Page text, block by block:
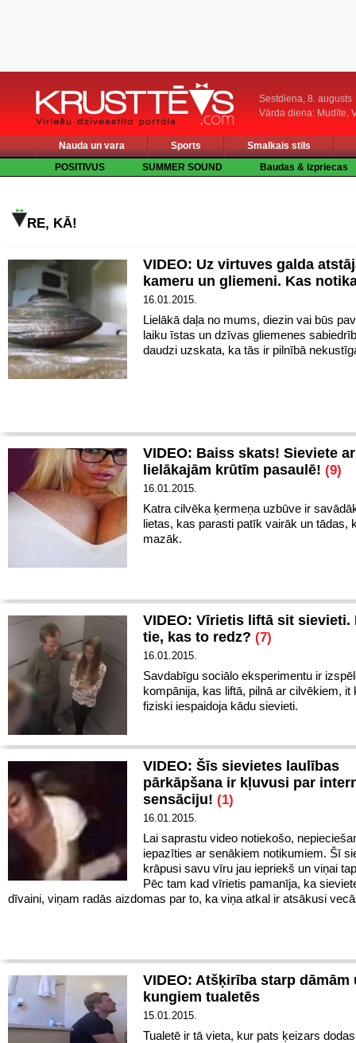
Sestdiena, 8. augusts
Vārda diena: Mudīte,
Nauda un vara Sports
Smalkais stils
POSITIVUS
SUMMER SOUND Baudas & izpriecas
RE, KĀ!
VIDEO: Uz virtuves galda
kameru un gliemeni. Kas
16.01.2015.
Lielākā daļa no mums, diezin vai būs
laiku īstas un dzīvas gliemenes
daudzi uzskata, ka tās ir pilnībā
VIDEO: Baiss skats! Sieviete ar
lielākajām krūtīm pasaulē! (9)
16.01.2015.
Katra cilvēka ķermeņa uzbūve ir
lietas, kas parasti patīk vairāk un tādas,
mazāk.
VIDEO: Vīrietis liftā sit sievieti.
tie, kas to redz? (7)
16.01.2015.
Savdabīgu sociālo eksperimentu ir
kompānija, kas liftā, pilnā ar cilvēkiem, it
fiziski iespaidoja kādu sievieti.
VIDEO: Šīs sievietes laulības
pārkāpšana ir kļuvusi par
sensāciju! (1)
16.01.2015.
Lai saprastu video notiekošo,
iepazīties ar senākiem notikumiem. Šī
krāpusi savu vīru jau iepriekš un viņai
Pēc tam kad vīrietis pamanīja, ka
dīvaini, viņam radās aizdomas par to, ka viņa atkal ir atsākusi
VIDEO: Atšķirība starp dāmām
kungiem tualetēs
15.01.2015.
Tualetē ir tā vieta, kur pats ķeizars